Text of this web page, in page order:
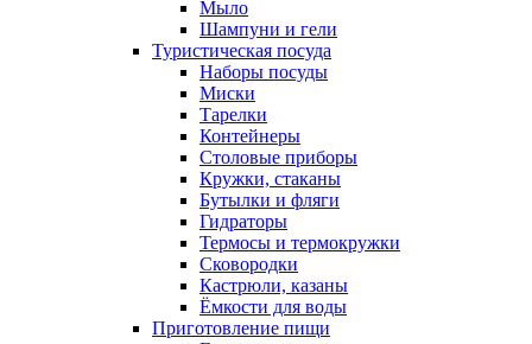
Мыло
Шампуни и гели
Туристическая посуда
Наборы посуды
Миски
Тарелки
Контейнеры
Столовые приборы
Кружки, стаканы
Бутылки и фляги
Гидраторы
Термосы и термокружки
Сковородки
Кастрюли, казаны
Ёмкости для воды
Приготовление пищи